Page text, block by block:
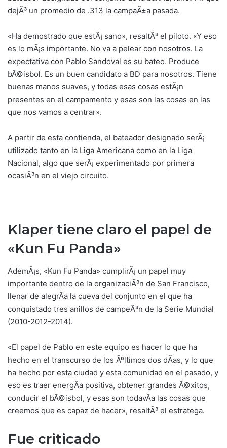
dejÃ³ un promedio de .313 la campaÃ±a pasada.
«Ha demostrado que estÃ¡ sano», resaltÃ³ el piloto. «Y eso
es lo mÃ¡s importante. No va a pelear con nosotros. La
expectativa con Pablo Sandoval es su bateo. Produce
bÃ©isbol. Es un buen candidato a BD para nosotros. Tiene
buenas manos suaves, y todas esas cosas estÃ¡n
presentes en el campamento y esas son las cosas en las
que nos vamos a centrar».
A partir de esta contienda, el bateador designado serÃ¡
utilizado tanto en la Liga Americana como en la Liga
Nacional, algo que serÃ¡ experimentado por primera
ocasiÃ³n en el viejo circuito.
Klaper tiene claro el papel de
«Kun Fu Panda»
AdemÃ¡s, «Kun Fu Panda» cumplirÃ¡ un papel muy
importante dentro de la organizaciÃ³n de San Francisco,
llenar de alegrÃ­a la cueva del conjunto en el que ha
conquistado tres anillos de campeÃ³n de la Serie Mundial
(2010-2012-2014).
«El papel de Pablo en este equipo es hacer lo que ha
hecho en el transcurso de los Ãºltimos dos dÃ­as, y lo que
ha hecho por esta ciudad y esta comunidad en el pasado, y
eso es traer energÃ­a positiva, obtener grandes Ã©xitos,
conducir el bÃ©isbol, y esas son todavÃ­a las cosas que
creemos que es capaz de hacer», resaltÃ³ el estratega.
Fue criticado